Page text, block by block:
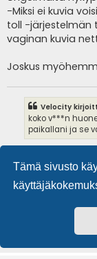
Tämä sivusto
-Miksi ei kuvia
toll -järjestelmän
vaginan kuvia
Joskus
Velocity
koko v***n
paikallani ja se
Miksi Cena ei
Sekin oli ihan
n.13-vuotiasta